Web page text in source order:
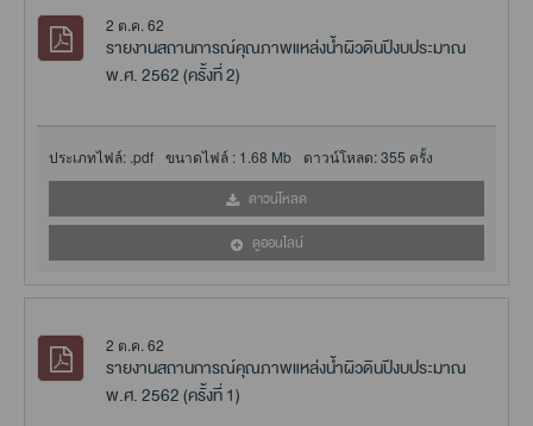
2 ต.ค. 62
รายงานสถานการณ์คุณภาพแหล่งน้ำผิวดินปีงบประมาณ
พ.ศ. 2562 (ครั้งที่ 2)
ประเภทไฟล์: .pdf ขนาดไฟล์ : 1.68 Mb ดาวน์โหลด:355 ครั้ง
ดาวน์โหลด
ดูออนไลน์
2 ต.ค. 62
รายงานสถานการณ์คุณภาพแหล่งน้ำผิวดินปีงบประมาณ
พ.ศ. 2562 (ครั้งที่ 1)